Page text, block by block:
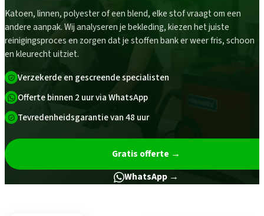
Katoen, linnen, polyester of een blend, elke stof vraagt om een
andere aanpak. Wij analyseren je bekleding, kiezen het juiste
reinigingsproces en zorgen dat je stoffen bank er weer fris, schoon
en kleurecht uitziet.
Verzekerde en gescreende specialisten
Offerte binnen 2 uur via WhatsApp
Tevredenheidsgarantie van 48 uur
Gratis offerte →
WhatsApp →